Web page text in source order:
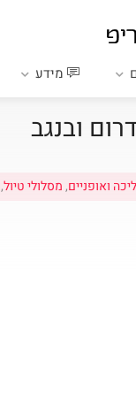
מידע
ובנגב
ואופניים,מסלולי טיול,